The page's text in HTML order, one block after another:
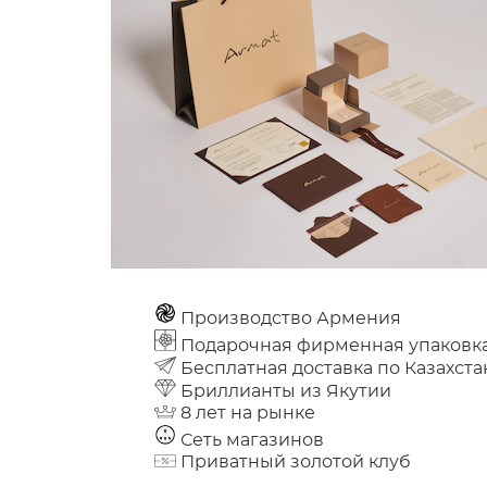
Производство Армения
Подарочная фирменная
Бесплатная доставка по
Бриллианты из Якутии
8 лет на рынке
Сеть магазинов
Приватный золотой клуб